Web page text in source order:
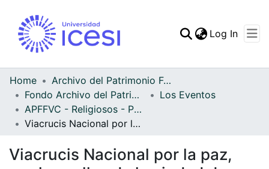
Statistics
Log In
Home
Archivo del Patrimonio Fotográfico y Fílmico del Valle del Cauca
Fondo Archivo del Patrimonio Fotográfico y Fílmico del Valle del Cauca
Los Eventos
APFFVC - Religiosos - Patrimonial
Viacrucis Nacional por la paz, por las calles de la ciudad de Zarzal
Viacrucis Nacional por la paz,